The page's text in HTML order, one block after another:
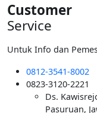
Customer
Service
Untuk Info dan
0812-3541-8002
0823-3120-2221
Ds.
Pasuruan,